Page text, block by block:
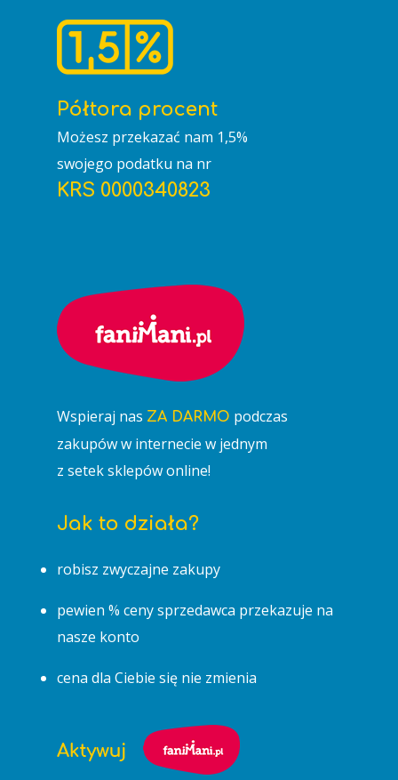
Półtora procent
Możesz przekazać nam 1,5%
swojego podatku na nr
KRS 0000340823
Wspieraj nas ZA DARMO podczas
zakupów w internecie w jednym
z setek sklepów online!
Jak to działa?
robisz zwyczajne zakupy
pewien % ceny sprzedawca przekazuje na
nasze konto
cena dla Ciebie się nie zmienia
Patron
TWORZYMY
1,5%